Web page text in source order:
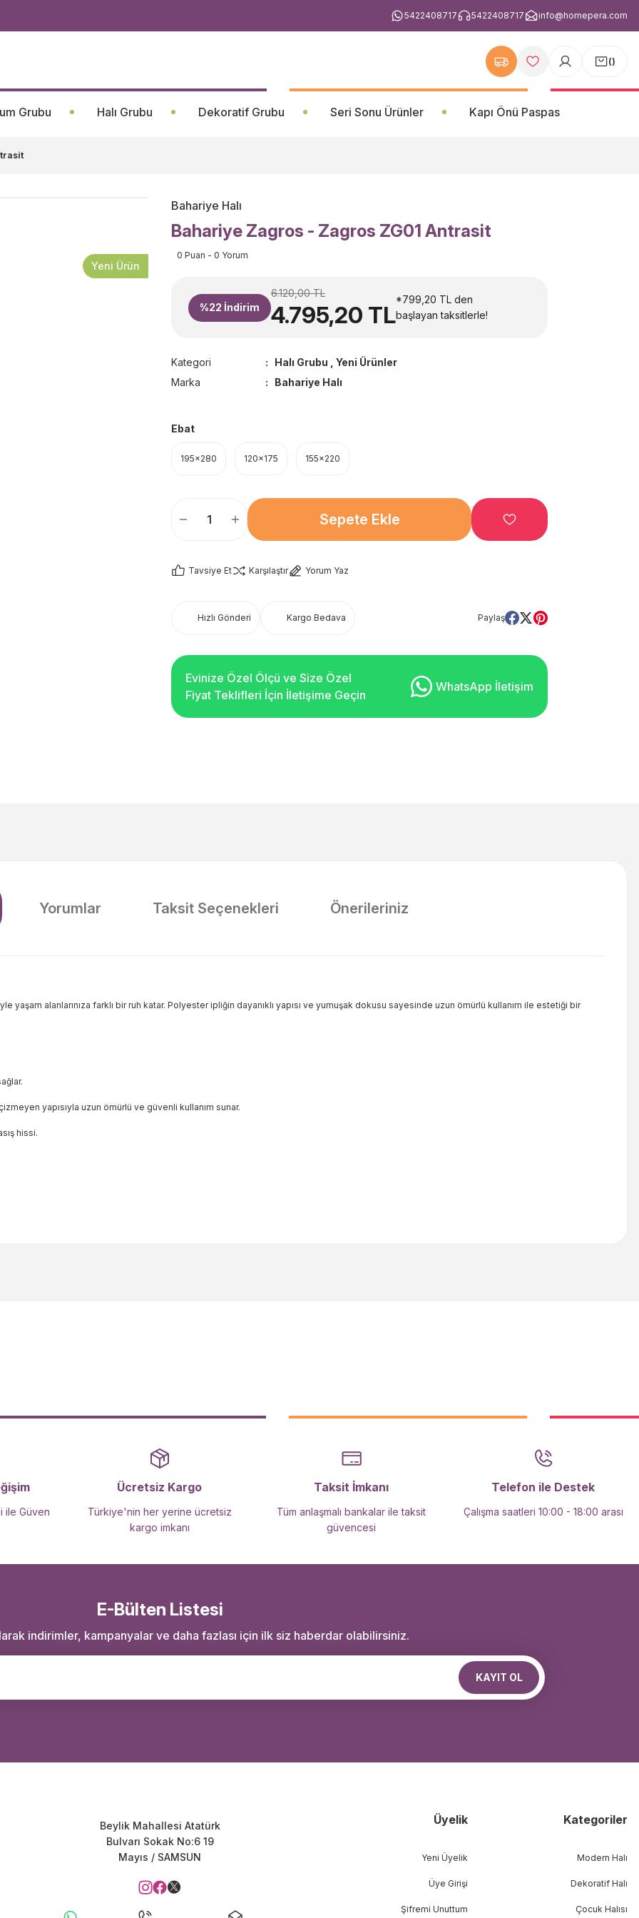
5422408717 5422408717 info@homepera.com
()
Grubu Halı Grubu Dekoratif Grubu Seri Sonu Ürünler Kapı Önü Paspas
Yeni Ürün
Bahariye Halı
Bahariye Zagros - Zagros ZG01 Antrasit
0 Puan - 0 Yorum
%22 İndirim
6.120,00 TL
4.795,20 TL
*799,20 TL den
başlayan taksitlerle!
Kategori Halı Grubu
Yeni Ürünler
Marka
Bahariye Halı
Ebat
195x280 120x175 155x220
Sepete Ekle
Tavsiye Et Karşılaştır Yorum Yaz
Hızlı Gönderi Kargo Bedava Paylaş
Evinize Özel Ölçü ve Size Özel
Fiyat Teklifleri İçin İletişime Geçin
WhatsApp İletişim
Yorumlar Taksit Seçenekleri Önerileriniz
yaşam alanlarınıza farklı bir ruh katar. Polyester ipliğin dayanıklı yapısı ve yumuşak dokusu sayesinde uzun ömürlü kullanım ile estetiği bir
yapısıyla uzun ömürlü ve güvenli kullanım sunar.
hissi.
Gönder
ile Güven
Ücretsiz Kargo
Türkiye'nin her yerine ücretsiz
kargo imkanı
Taksit İmkanı
Tüm anlaşmalı bankalar ile taksit
güvencesi
Telefon ile Destek
Çalışma saatleri 10:00 - 18:00 arası
E-Bülten Listesi
indirimler, kampanyalar ve daha fazlası için ilk siz haberdar olabilirsiniz.
KAYIT OL
Beylik Mahallesi Atatürk
Bulvarı Sokak No:6 19
Mayıs / SAMSUN
Üyelik
Yeni Üyelik
Üye Girişi
Şifremi Unuttum
Kategoriler
Modern Halı
Dekoratif Halı
Çocuk Halısı